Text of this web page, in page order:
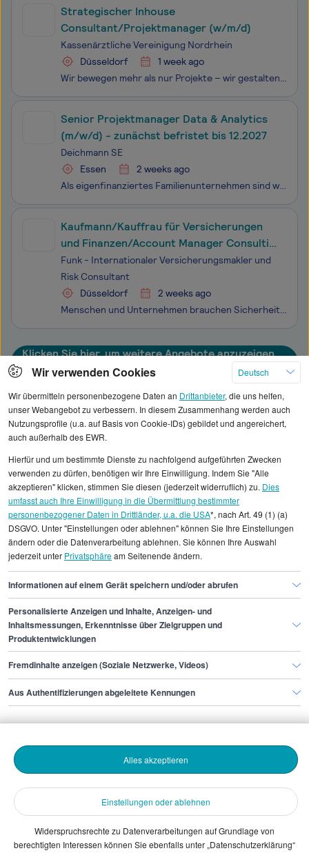
Strategischer Inhouse
Consultant/Projektmanager (w/m/d)
Kassenärztliche Vereinigung Nordrhein
Düsseldorf
1 week ago
Wir bewegen mehr als nur Projekte – wir gestalten die Gesundheitsversorgung von 9,5 Millionen Menschen in Nordrhein. Bei uns arbeiten Sie in einem modernen Dienstleistungsunternehmen mit Sinn, Stabilität und Freiraum für Ideen. Wir stehen für Verantwortung, Digitalisierung und Fortschritt im Gesundh
Senior Projektmanager Data & Analytics
(m/w/d) - zunächst befristet bis 12.2027
Deichmann SE
Essen
2 weeks ago
Als eigenfinanziertes Familienunternehmen sind wir weit mehr als ein Filialnetz mit rund 4.700 Standorten in über 30 Ländern, mehr als 8,9 Milliarden Euro Jahresumsatz und einem der erfolgreichsten Online-Shops für Schuhe in Europa. Deichmann ist Wegbereiter, Förderer und Arbeitgeber von ca. 50.000
Kaufmann/Kauffrau für Versicherungen
und Finanzen/Account Manager Consulting
(m/w/d) im Innendienst
Funk - Internationaler Versicherungsmakler und
Risk Consultant
Düsseldorf
2 weeks ago
Menschen und Unternehmen brauchen Sicherheit, damit sie sich frei entfalten können. Als Deutschlands größter inhabergeführter Versicherungsmakler gestalten wir seit 145 Jahren diese Sicherheit – gehen wir gemeinsam den nächsten Schritt!
Klicken Sie hier, um weitere Angebote anzuzeigen
Alle angezeigten Gehaltsdaten beruhen auf
Durchschnittswerte und die Angaben können nicht
einzelnen Stellenangeboten zugeordnet werden.
Gehaltsinformationen
Marketing
Digitalisierungsmanager/in
Digitalisierungsmanager/in Düsseldorf
Finde den Job,
der zu dir passt.
Bewerbende
The Stepstone Group GmbH © 2026
Wir verwenden Cookies
Deutsch
Wir übermitteln personenbezogene Daten an Drittanbieter, die uns helfen,
unser Webangebot zu verbessern. In diesem Zusammenhang werden auch
Nutzungsprofile (u.a. auf Basis von Cookie-IDs) gebildet und angereichert,
auch außerhalb des EWR.
Hierfür und um bestimmte Dienste zu nachfolgend aufgeführten Zwecken
verwenden zu dürfen, benötigen wir Ihre Einwilligung. Indem Sie "Alle
akzeptieren" klicken, stimmen Sie diesen (jederzeit widerruflich) zu. Dies
umfasst auch Ihre Einwilligung in die Übermittlung bestimmter
personenbezogener Daten in Drittländer, u.a. die USA*, nach Art. 49 (1) (a)
DSGVO. Unter "Einstellungen oder ablehnen" können Sie Ihre Einstellungen
ändern oder die Datenverarbeitung ablehnen. Sie können Ihre Auswahl
jederzeit unter Privatsphäream Seitenende ändern.
Informationen auf einem Gerät speichern und/oder abrufen
Personalisierte Anzeigen und Inhalte, Anzeigen- und
Inhaltsmessungen, Erkenntnisse über Zielgruppen und
Produktentwicklungen
Fremdinhalte anzeigen (Soziale Netzwerke, Videos)
Aus Authentifizierungen abgeleitete Kennungen
Einstellungen oder ablehnen
Alles akzeptieren
Widerspruchsrechte zu Datenverarbeitungen auf Grundlage von
berechtigten Interessen können Sie ebenfalls unter „Datenschutzerklärung“